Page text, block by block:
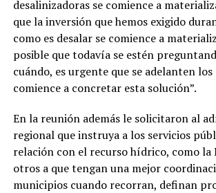
desalinizadoras se comience a
que la inversión que hemos exigido
como es desalar se comience a
posible que todavía se estén
cuándo, es urgente que se adelanten los
comience a concretar esta solución”.
En la reunión además le solicitaron al
regional que instruya a los servicios
relación con el recurso hídrico, como la
otros a que tengan una mejor
municipios cuando recorran, definan